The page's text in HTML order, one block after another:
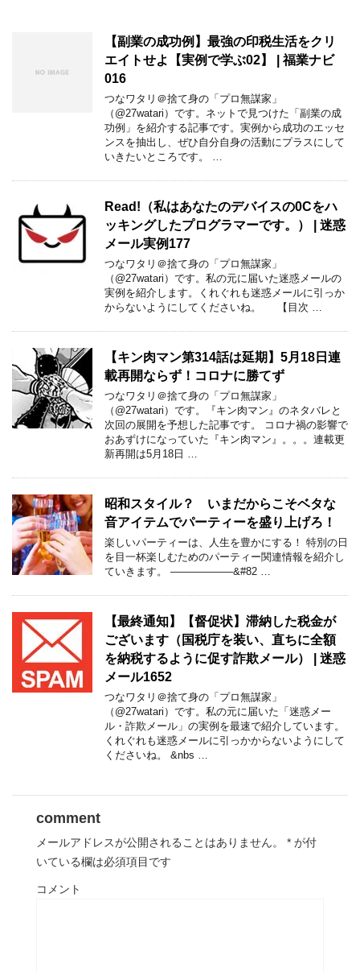
【副業の成功例】最強の印税生活をクリ
エイトせよ【実例で学ぶ02】 | 福業ナビ
016
つなワタリ＠捨て身の「プロ無謀家」
（@27watari）です。ネットで見つけた「副業の成
功例」を紹介する記事です。実例から成功のエッセ
ンスを抽出し、ぜひ自分自身の活動にプラスにして
いきたいところです。 …
Read!（私はあなたのデバイスの0Cをハ
ッキングしたプログラマーです。） | 迷惑
メール実例177
つなワタリ＠捨て身の「プロ無謀家」
（@27watari）です。私の元に届いた迷惑メールの
実例を紹介します。くれぐれも迷惑メールに引っか
からないようにしてくださいね。 【目次 …
【キン肉マン第314話は延期】5月18日連
載再開ならず！コロナに勝てず
つなワタリ＠捨て身の「プロ無謀家」
（@27watari）です。『キン肉マン』のネタバレと
次回の展開を予想した記事です。 コロナ禍の影響で
おあずけになっていた『キン肉マン』。。。連載更
新再開は5月18日 …
昭和スタイル？ いまだからこそベタな
音アイテムでパーティーを盛り上げろ！
楽しいパーティーは、人生を豊かにする！ 特別の日
を目一杯楽しむためのパーティー関連情報を紹介し
ていきます。 ——————&#82 …
【最終通知】【督促状】滞納した税金が
ございます（国税庁を装い、直ちに全額
を納税するように促す詐欺メール） | 迷惑
メール1652
つなワタリ＠捨て身の「プロ無謀家」
（@27watari）です。私の元に届いた「迷惑メー
ル・詐欺メール」の実例を最速で紹介しています。
くれぐれも迷惑メールに引っかからないようにして
くださいね。 &nbs …
comment
メールアドレスが公開されることはありません。 * が付
いている欄は必須項目です
コメント